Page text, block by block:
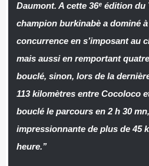
Daumont. A cette 36ᵉ édition du
champion burkinabè a dominé
concurrence en s’imposant au
mais aussi en remportant
bouclé, sinon, lors de la
113 kilomètres entre Cocoloco
bouclé le parcours en 2 h 30
impressionnante de plus de 45
heure.’’